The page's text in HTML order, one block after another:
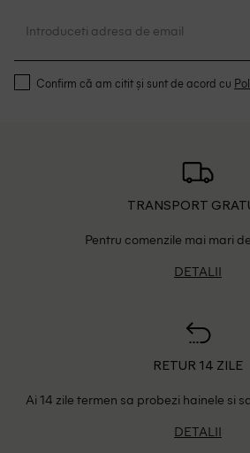
Confirm că am citit și sunt de acord cu
TRANSPORT
Pentru comenzile mai mari
DETALII
RETUR 14 ZILE
Ai 14 zile termen sa probezi hainele si
DETALII